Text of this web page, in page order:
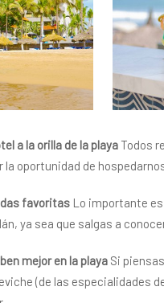
a la orilla de la playa Todos
la oportunidad de
favoritas Lo importante
ya sea que salgas a
mejor en la playa Si
(de las especialidades